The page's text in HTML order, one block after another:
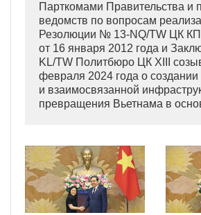
Парткомами Правительства и
ведомств по вопросам
Резолюции № 13-NQ/TW ЦК
от 16 января 2012 года и
KL/TW Политбюро ЦК XIII
февраля 2024 года о
и взаимосвязанной
превращения Вьетнама в